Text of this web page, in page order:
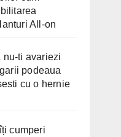
All-on
nu-ti avariezi
podeaua
cu o hernie
cumperi